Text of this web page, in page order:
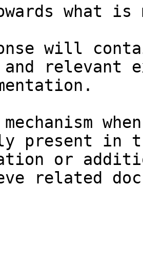
what
will
relevant
present in
or